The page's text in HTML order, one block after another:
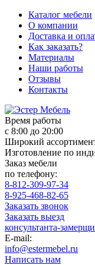
Каталог мебели
О компании
Доставка и
Как заказать?
Материалы
Наши работы
Отзывы
Контакты
Время работы
с 8:00 до 20:00
Широкий
Изготовление по
Заказ мебели
по телефону:
8-812-309-97-34
8-925-468-82-65
Заказать звонок
Заказать выезд
консультанта-
E-mail:
info@estermebel.ru
Написать нам